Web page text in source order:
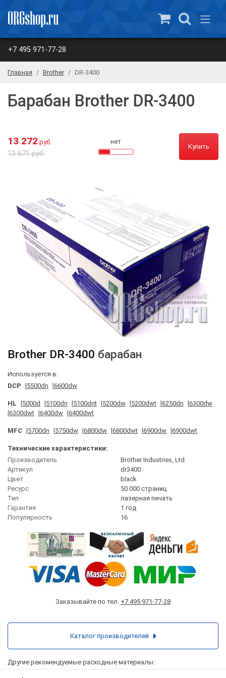
+7 495 971-77-28
Главная Brother DR-3400
Барабан Brother DR-3400
13 272 руб.
13 671 руб.
нет
Купить
Brother DR-3400 барабан
Используется в:
DCP
l5500dn l6600dw
HL l5000d l5100dn l5100dnt l5200dw l5200dwt l6250dn
l6300dw
l6300dwt
l6400dw l6400dwt
MFC l5700dn l5750dw l6800dw l6800dwt l6900dw l6900dwt
Технические характеристики:
Производитель
Brother Industries, Ltd.
Артикул
dr3400
Цвет
black
Ресурс
50 000 страниц
Тип
лазерная печать
Гарантия
1 год
Популярность
16
Заказывайте по тел. +7 495 971-77-28
Другие рекомендуемые расходные материалы: